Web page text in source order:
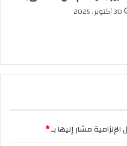
30 أكتوبر، 2025
الإلزامية مشار إليها بـ*